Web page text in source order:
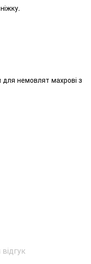
немовлят махрові з